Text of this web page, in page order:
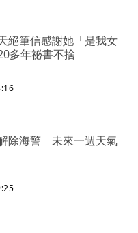
絕筆信感謝她「是我女
多年祕書不捨
除海警 未來一週天氣